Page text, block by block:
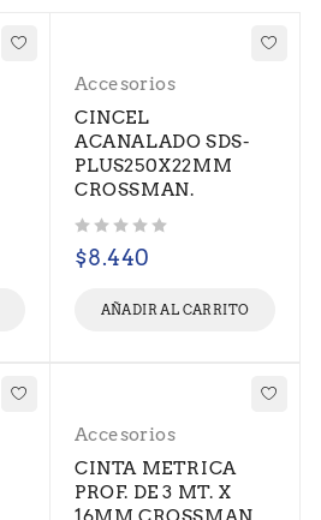
Accesorios
CINCEL
ACANALADO SDS-
PLUS250X22MM
CROSSMAN.
$8.440
AÑADIR AL CARRITO
Accesorios
CINTA METRICA
PROF. DE 3 MT. X